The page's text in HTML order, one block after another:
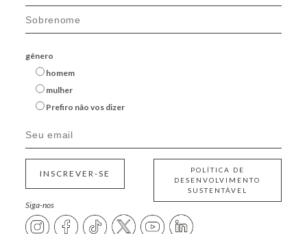
gênero
homem
mulher
Prefiro não vos dizer
INSCREVER-SE
POLÍTICA DE
DESENVOLVIMENTO
SUSTENTÁVEL
Siga-nos